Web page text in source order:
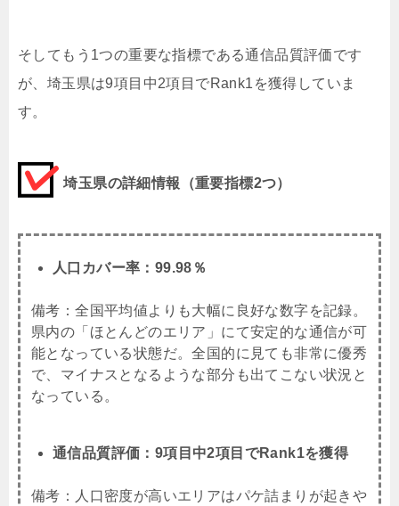
そしてもう1つの重要な指標である通信品質評価です
が、埼玉県は9項目中2項目でRank1を獲得していま
す。
埼玉県の詳細情報（重要指標2つ）
人口カバー率：99.98％
備考：全国平均値よりも大幅に良好な数字を記録。
県内の「ほとんどのエリア」にて安定的な通信が可
能となっている状態だ。全国的に見ても非常に優秀
で、マイナスとなるような部分も出てこない状況と
なっている。
通信品質評価：9項目中2項目でRank1を獲得
備考：人口密度が高いエリアはパケ詰まりが起きや